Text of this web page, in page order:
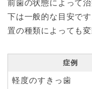
前歯の状態によって
下は一般的な目安で
置の種類によっても変
症例
軽度のすきっ歯